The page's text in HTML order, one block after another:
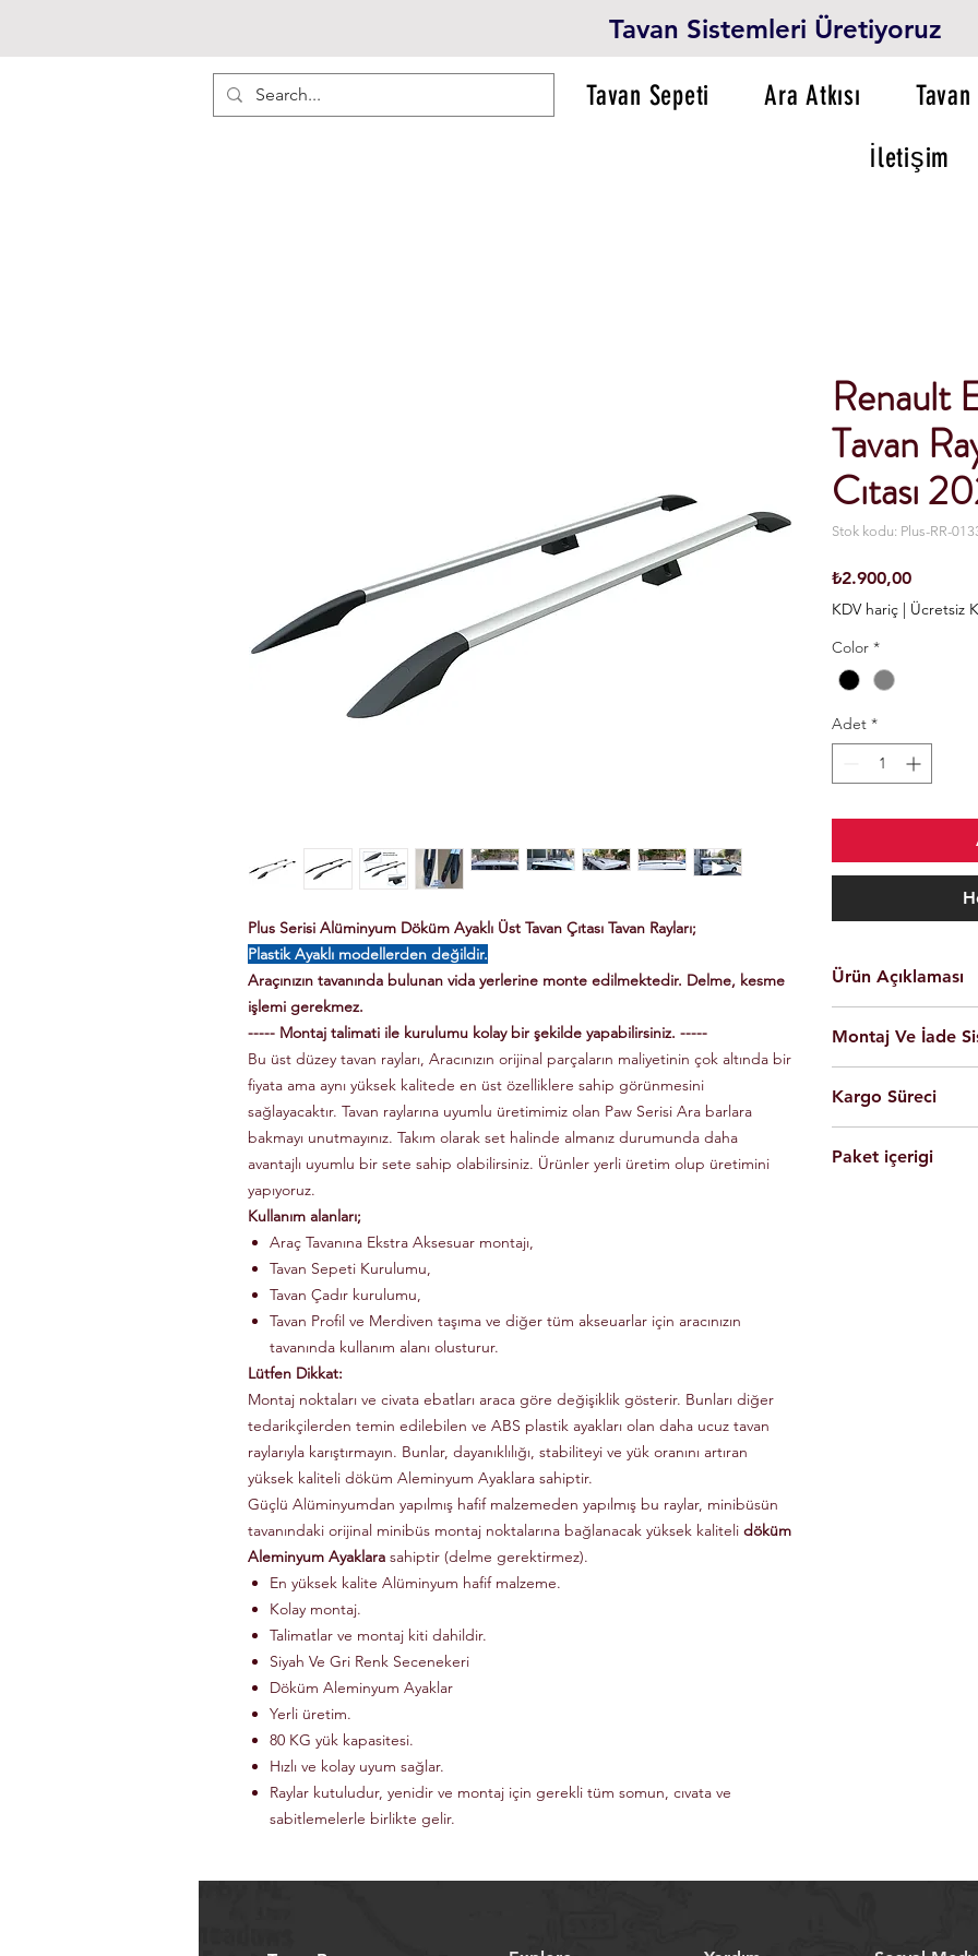
Tavan Sistemleri Üretiyoruz
Tavan Sepeti Ara Atkısı
İletişim
Plus Serisi Alüminyum Döküm Ayaklı Üst Tavan Çıtası Tavan Rayları;
Plastik Ayaklı modellerden değildir.
Araçınızın tavanında bulunan vida yerlerine monte edilmektedir. Delme, kesme
işlemi gerekmez.
----- Montaj talimati ile kurulumu kolay bir şekilde yapabilirsiniz. -----
Bu üst düzey tavan rayları, Aracınızın orijinal parçaların maliyetinin çok altında bir
fiyata ama aynı yüksek kalitede en üst özelliklere sahip görünmesini
sağlayacaktır. Tavan raylarına uyumlu üretimimiz olan Paw Serisi Ara barlara
bakmayı unutmayınız. Takım olarak set halinde almanız durumunda daha
avantajlı uyumlu bir sete sahip olabilirsiniz. Ürünler yerli üretim olup üretimini
yapıyoruz.
Kullanım alanları;
Araç Tavanına Ekstra Aksesuar montajı,
Tavan Sepeti Kurulumu,
Tavan Çadır kurulumu,
Tavan Profil ve Merdiven taşıma ve diğer tüm akseuarlar için aracınızın
tavanında kullanım alanı olusturur.
Lütfen Dikkat:
Montaj noktaları ve civata ebatları araca göre değişiklik gösterir. Bunları diğer
tedarikçilerden temin edilebilen ve ABS plastik ayakları olan daha ucuz tavan
raylarıyla karıştırmayın. Bunlar, dayanıklılığı, stabiliteyi ve yük oranını artıran
yüksek kaliteli döküm Aleminyum Ayaklara sahiptir.
Güçlü Alüminyumdan yapılmış hafif malzemeden yapılmış bu raylar, minibüsün
tavanındaki orijinal minibüs montaj noktalarına bağlanacak yüksek kaliteli döküm
Aleminyum Ayaklara sahiptir (delme gerektirmez).
En yüksek kalite Alüminyum hafif malzeme.
Kolay montaj.
Talimatlar ve montaj kiti dahildir.
Siyah Ve Gri Renk Secenekeri
Döküm Aleminyum Ayaklar
Yerli üretim.
80 KG yük kapasitesi.
Hızlı ve kolay uyum sağlar.
Raylar kutuludur, yenidir ve montaj için gerekli tüm somun, cıvata ve
sabitlemelerle birlikte gelir.
Renault
Tavan
Cıtası
Stok kodu: Plus-RR-
₺2.900,00Fiyat
KDV hariç | Ücretsiz
Color *
Adet *
Ürün Açıklaması
Kolay montaj.
Talimatlar ve
Siyah Ve Gri Renk
Döküm
Yerli üretim.
80 KG yük
Montaj Ve İade
olarak
Ürünleri son
yapabilmesi için
Tüm ürünlerde
Kargo Süreci
Saat 14'ekadar
Paket içerigi